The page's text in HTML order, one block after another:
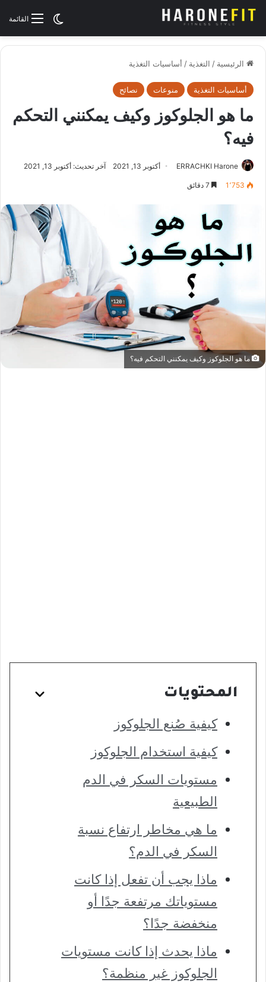
القائمةالوضع
الرئيسية / التغذية / أساسيات التغذية
أساسيات التغذية منوعات نصائح
ما هو الجلوكوز وكيف يمكنني التحكم
فيه؟
ERRACHKI Harone أكتوبر 13, 2021 آخر تحديث: أكتوبر 13, 2021
1٬753
ما هو الجلوكوز وكيف يمكنني التحكم فيه؟
المحتويات
كيفية صُنع الجلوكوز
كيفية استخدام الجلوكوز
مستويات السكر في الدم
الطبيعية
ما هي مخاطر ارتفاع نسبة
السكر في الدم؟
ماذا يجب أن تفعل إذا كانت
مستوياتك مرتفعة جدًا أو
منخفضة جدًا؟
ماذا يحدث إذا كانت مستويات
الجلوكوز غير منظمة؟